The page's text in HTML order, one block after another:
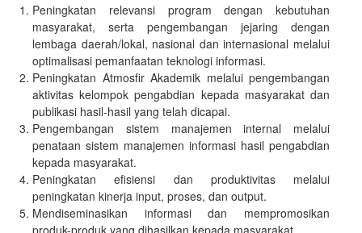
Peningkatan relevansi program dengan kebutuhan
masyarakat, serta pengembangan jejaring dengan
lembaga daerah/lokal, nasional dan internasional melalui
optimalisasi pemanfaatan teknologi informasi.
Peningkatan Atmosfir Akademik melalui pengembangan
aktivitas kelompok pengabdian kepada masyarakat dan
publikasi hasil-hasil yang telah dicapai.
Pengembangan sistem manajemen internal melalui
penataan sistem manajemen informasi hasil pengabdian
kepada masyarakat.
Peningkatan efisiensi dan produktivitas melalui
peningkatan kinerja input, proses, dan output.
Mendiseminasikan informasi dan mempromosikan
produk-produk yang dihasilkan kepada masyarakat.